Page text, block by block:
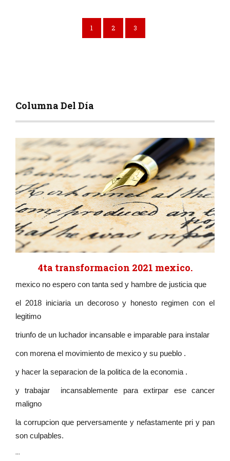
1 2 3
Columna Del Día
4ta transformacion 2021 mexico.
mexico no espero con tanta sed y hambre de justicia que
el 2018 iniciaria un decoroso y honesto regimen con el
legitimo
triunfo de un luchador incansable e imparable para instalar
con morena el movimiento de mexico y su pueblo .
y hacer la separacion de la politica de la economia .
y trabajar incansablemente para extirpar ese cancer
maligno
la corrupcion que perversamente y nefastamente pri y pan
son culpables.
...